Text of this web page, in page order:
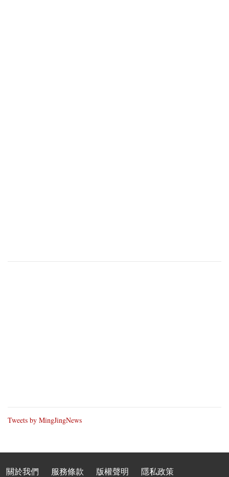
Tweets by MingJingNews
關於我們 服務條款 版權聲明
隱私政策